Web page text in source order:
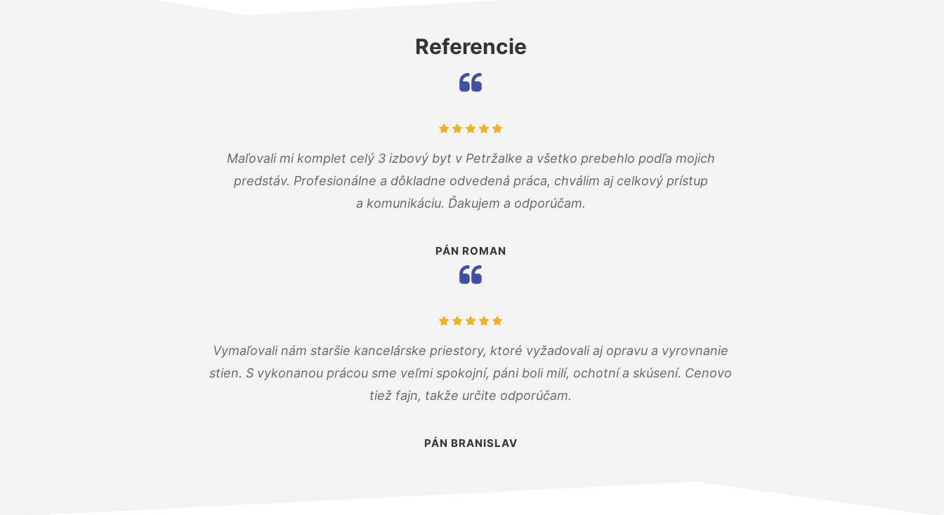
Referencie
Maľovali mi komplet celý 3 izbový byt v Petržalke a všetko prebehlo podľa mojich
predstáv. Profesionálne a dôkladne odvedená práca, chválim aj celkový prístup
a komunikáciu. Ďakujem a odporúčam.
PÁN ROMAN
Vymaľovali nám staršie kancelárske priestory, ktoré vyžadovali aj opravu a vyrovnanie
stien. S vykonanou prácou sme veľmi spokojní, páni boli milí, ochotní a skúsení. Cenovo
tiež fajn, takže určite odporúčam.
PÁN BRANISLAV